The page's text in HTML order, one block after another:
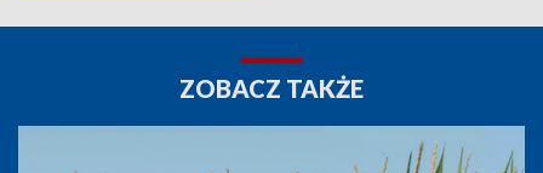
ZOBACZ TAKŻE